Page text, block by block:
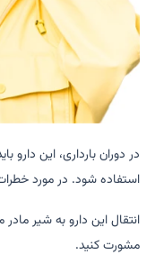
در دوران بارداری، این
استفاده شود. در مورد
انتقال این دارو به شیر
مشورت کنید.